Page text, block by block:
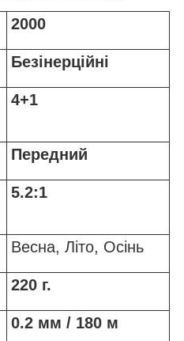
2000
Безінерційні
4+1
Передний
5.2:1
Весна, Літо, Осінь
220 г.
0.2 мм / 180 м